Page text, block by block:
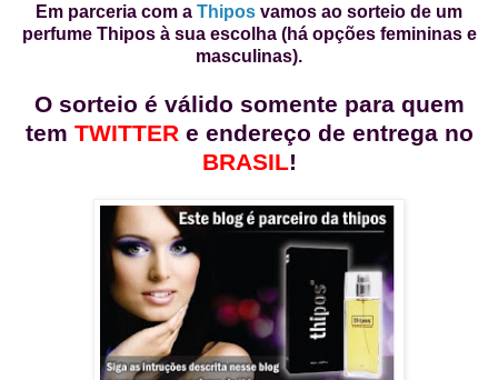
Em parceria com a Thipos vamos ao sorteio de um
perfume Thipos à sua escolha (há opções femininas e
masculinas).
O sorteio é válido somente para quem
tem TWITTER e endereço de entrega no
BRASIL!